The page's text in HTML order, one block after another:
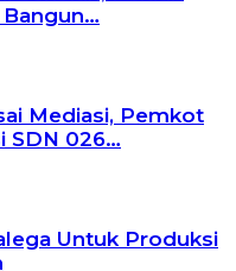
Bangun…
Mediasi, Pemkot
SDN 026…
Untuk Produksi